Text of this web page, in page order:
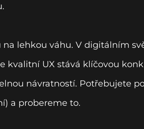
lehkou váhu. V digitálním
kvalitní UX stává klíčovou
návratností. Potřebujete
a probereme to.